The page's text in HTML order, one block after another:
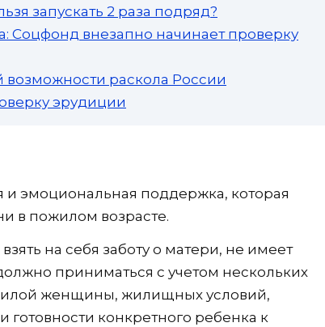
запускать 2 раза подряд?
Соцфонд внезапно начинает проверку
возможности раскола России
эрудиции
эмоциональная поддержка, которая
в пожилом возрасте.
на себя заботу о матери, не имеет
приниматься с учетом нескольких
женщины, жилищных условий,
конкретного ребенка к